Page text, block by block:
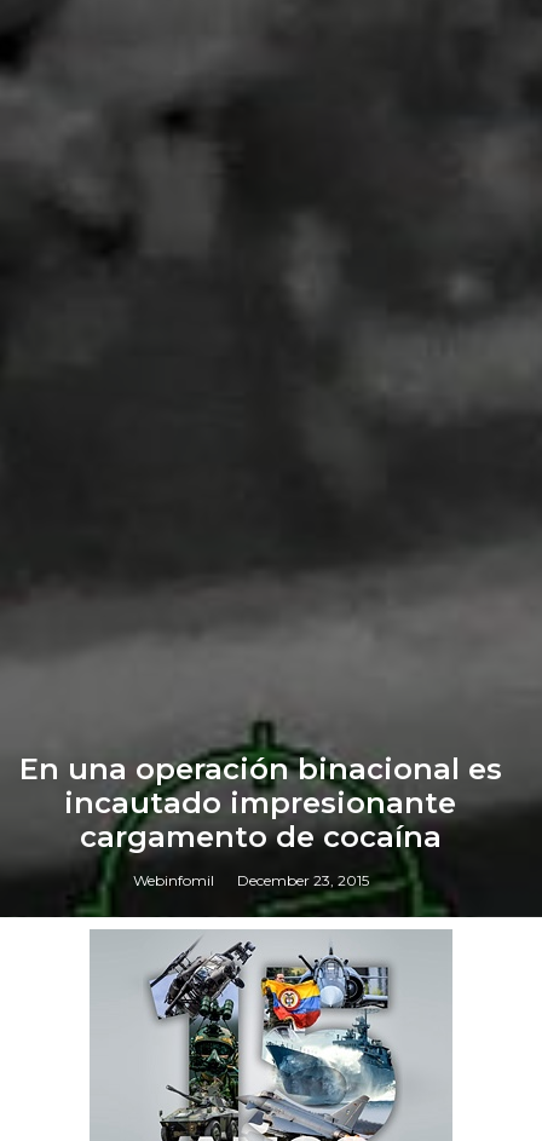
En una operación binacional es
incautado impresionante
cargamento de cocaína
Webinfomil December 23, 2015